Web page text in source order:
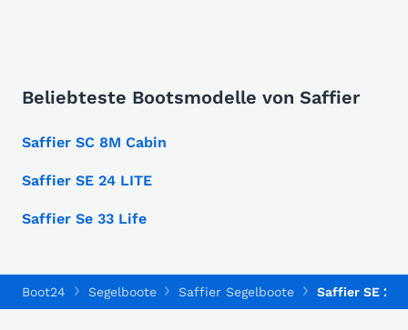
Beliebteste Bootsmodelle von Saffier
Saffier SC 8M Cabin
Saffier SE 24 LITE
Saffier Se 33 Life
Boot24 Segelboote Saffier Segelboote Saffier SE 24